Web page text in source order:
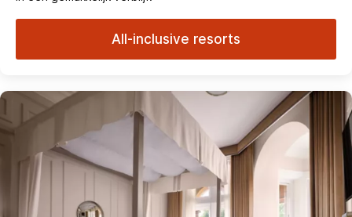
All-inclusive resorts